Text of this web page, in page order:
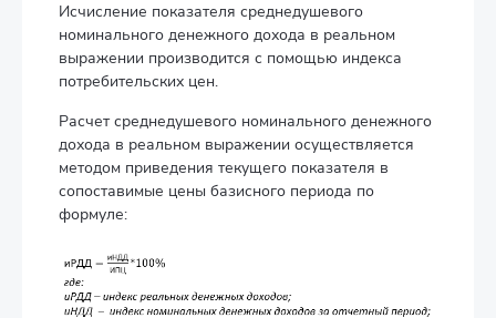
Исчисление показателя среднедушевого
номинального денежного дохода в реальном
выражении производится с помощью индекса
потребительских цен.
Расчет среднедушевого номинального денежного
дохода в реальном выражении осуществляется
методом приведения текущего показателя в
сопоставимые цены базисного периода по
формуле: